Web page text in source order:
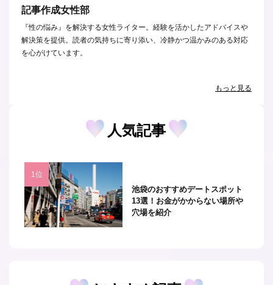
記事作成女性部
『性の悩み』を解決する女性ライター。経験を活かしたアドバイスや
解決策を提供。読者の気持ちに寄り添い、冷静かつ温かみのある対応
を心がけています。
もっと見る
人気記事
池袋のおすすめデートスポット
13選！お金がかからない場所や
穴場を紹介